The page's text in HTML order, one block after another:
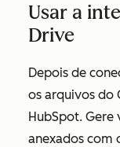
Usar a
Drive
Depois de
os arquivos do
HubSpot. Gere
anexados com